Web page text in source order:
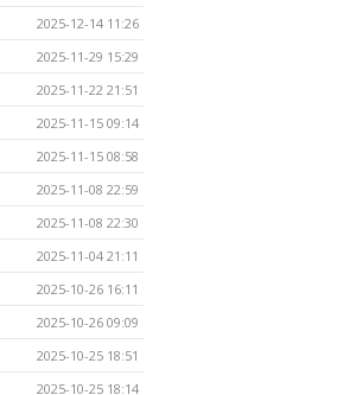
2025-12-14 11:26
2025-11-29 15:29
2025-11-22 21:51
2025-11-15 09:14
2025-11-15 08:58
2025-11-08 22:59
2025-11-08 22:30
2025-11-04 21:11
2025-10-26 16:11
2025-10-26 09:09
2025-10-25 18:51
2025-10-25 18:14